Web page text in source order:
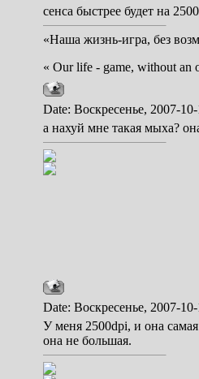
сенса быстрее будет на
«Наша жизнь-игра, без
« Our life - game, without an
Date: Воскресенье, 2007-
а нахуй мне такая мыха?
Date: Воскресенье, 2007-
У меня 2500dpi, и она
она не большая.